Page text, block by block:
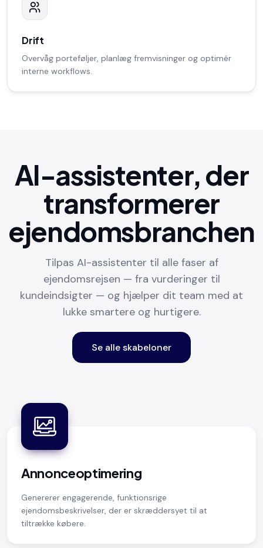
Drift
Overvåg porteføljer, planlæg fremvisninger og optimér
interne workflows.
AI-assistenter, der
transformerer
ejendomsbranchen
Tilpas AI-assistenter til alle faser af
ejendomsrejsen — fra vurderinger til
kundeindsigter — og hjælper dit team med at
lukke smartere og hurtigere.
Se alle skabeloner
Annonceoptimering
Genererer engagerende, funktionsrige
ejendomsbeskrivelser, der er skræddersyet til at
tiltrække købere.